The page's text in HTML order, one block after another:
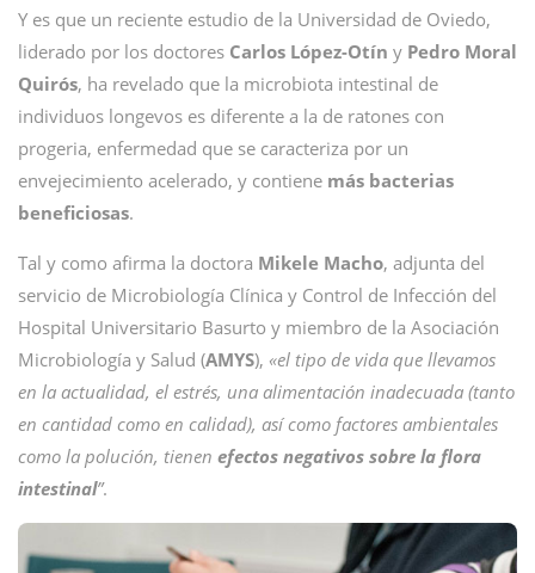
Y es que un reciente estudio de la Universidad de Oviedo,
liderado por los doctores Carlos López-Otín y Pedro Moral
Quirós, ha revelado que la microbiota intestinal de
individuos longevos es diferente a la de ratones con
progeria, enfermedad que se caracteriza por un
envejecimiento acelerado, y contiene más bacterias
beneficiosas.
Tal y como afirma la doctora Mikele Macho, adjunta del
servicio de Microbiología Clínica y Control de Infección del
Hospital Universitario Basurto y miembro de la Asociación
Microbiología y Salud (AMYS), «el tipo de vida que llevamos
en la actualidad, el estrés, una alimentación inadecuada (tanto
en cantidad como en calidad), así como factores ambientales
como la polución, tienen efectos negativos sobre la flora
intestinal”.